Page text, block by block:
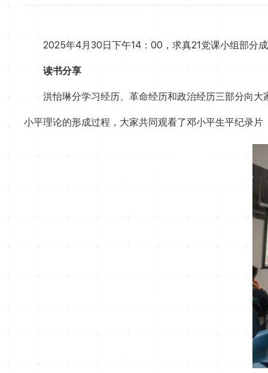
2025年4月30日下午14：00，求真21党课小组部分
读书分享
洪怡琳分学习经历、革命经历和政治经历三部分向
小平理论的形成过程，大家共同观看了邓小平生平纪录片